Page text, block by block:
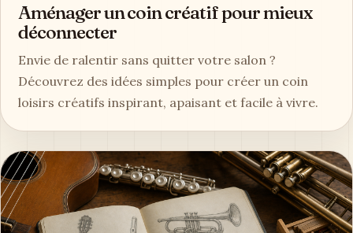
Aménager un coin créatif pour mieux
déconnecter
Envie de ralentir sans quitter votre salon ?
Découvrez des idées simples pour créer un coin
loisirs créatifs inspirant, apaisant et facile à vivre.